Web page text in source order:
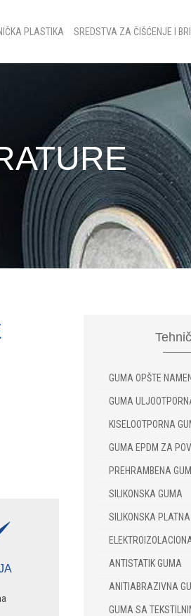
PLASTIKA SREDSTVA ZA ČIŠĆENJE I
GUMA OPŠTE
GUMA
KISELOOTPORNA
GUMA EPDM ZA
PREHRAMBENA
SILIKONSKA GUMA
SILIKONSKA PLATNA
ANTISTATIK GUMA
ANITIABRAZIVNA
GUMA SA